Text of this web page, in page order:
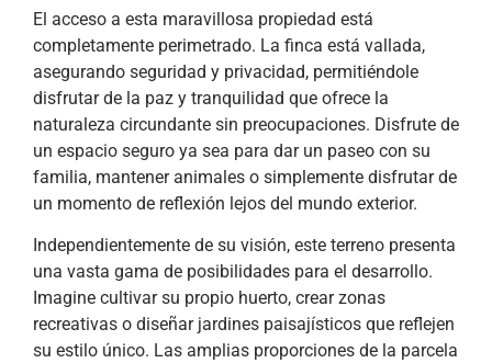
El acceso a esta maravillosa propiedad está
completamente perimetrado. La finca está vallada,
asegurando seguridad y privacidad, permitiéndole
disfrutar de la paz y tranquilidad que ofrece la
naturaleza circundante sin preocupaciones. Disfrute de
un espacio seguro ya sea para dar un paseo con su
familia, mantener animales o simplemente disfrutar de
un momento de reflexión lejos del mundo exterior.
Independientemente de su visión, este terreno presenta
una vasta gama de posibilidades para el desarrollo.
Imagine cultivar su propio huerto, crear zonas
recreativas o diseñar jardines paisajísticos que reflejen
su estilo único. Las amplias proporciones de la parcela